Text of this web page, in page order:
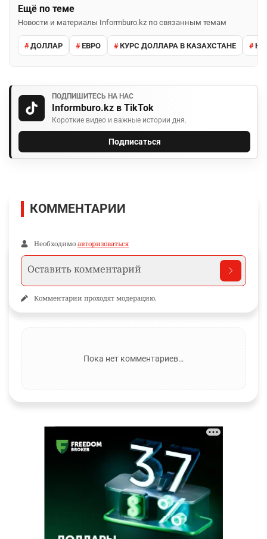
Ещё по теме
Новости и материалы Informburo.kz по связанным темам
ДОЛЛАР ЕВРО КУРС ДОЛЛАРА В КАЗАХСТАНЕ
ПОДПИШИТЕСЬ НА НАС
Informburo.kz в TikTok
Короткие видео и важные истории дня.
Подписаться
КОММЕНТАРИИ
Необходимо авторизоваться
Комментарии проходят модерацию.
Пока нет комментариев…